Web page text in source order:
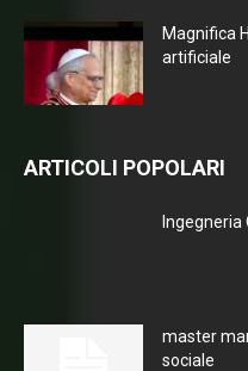
Magnifica
artificiale
ARTICOLI POPOLARI
Ingegneria
master
sociale